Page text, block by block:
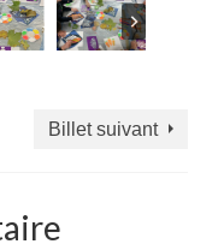
Billet suivant